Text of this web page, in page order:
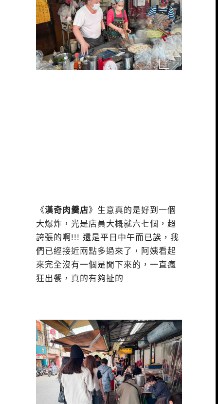
《漢奇肉羹店》生意真的是好到一個
大爆炸，光是店員大概就六七個，超
誇張的啊!!! 還是平日中午而已誒，我
們已經接近兩點多過來了，阿姨看起
來完全沒有一個是閒下來的，一直瘋
狂出餐，真的有夠扯的